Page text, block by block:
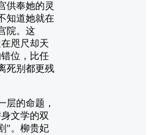
供奉她的灵
知道她就在
院。这
咫尺却天
位，比任
死别都更残
层的命题，
文学的双
"。柳贵妃